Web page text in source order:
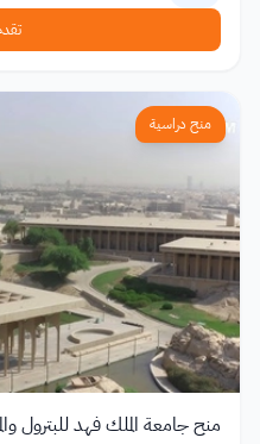
منح دراسية
منح جامعة الملك فهد للبترول